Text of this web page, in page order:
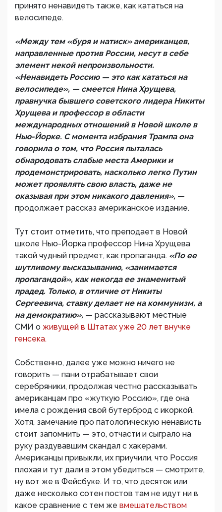
принято ненавидеть также, как кататься на
велосипеде.
«Между тем «буря и натиск» американцев,
направленные против России, несут в себе
элемент некой непроизвольности.
«Ненавидеть Россию — это как кататься на
велосипеде», — смеется Нина Хрущева,
правнучка бывшего советского лидера Никиты
Хрущева и профессор в области
международных отношений в Новой школе в
Нью-Йорке. С момента избрания Трампа она
говорила о том, что Россия пыталась
обнародовать слабые места Америки и
продемонстрировать, насколько легко Путин
может проявлять свою власть, даже не
оказывая при этом никакого давления», —
продолжает рассказ американское издание.
Тут стоит отметить, что преподает в Новой
школе Нью-Йорка профессор Нина Хрущева
такой чудный предмет, как пропаганда. «По ее
шутливому высказыванию, «занимается
пропагандой», как некогда ее знаменитый
прадед. Только, в отличие от Никиты
Сергеевича, ставку делает не на коммунизм, а
на демократию», — рассказывают местные
СМИ о живущей в Штатах уже 20 лет внучке
генсека.
Собственно, далее уже можно ничего не
говорить — пани отрабатывает свои
серебряники, продолжая честно рассказывать
американцам про «жуткую Россию», где она
имела с рождения свой бутерброд с икоркой.
Хотя, замечание про патологическую ненависть
стоит запомнить — это, отчасти и сыграло на
руку раздувавшим скандал с хакерами.
Американцы привыкли, их приучили, что Россия
плохая и тут дали в этом убедиться — смотрите,
ну вот же в Фейсбуке. И то, что десяток или
даже несколько сотен постов там не идут ни в
какое сравнение с тем же вмешательством